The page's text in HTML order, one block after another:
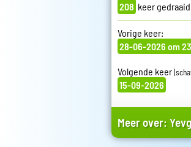
208 keer gedraaid
Vorige keer:
28-06-2026 om
Volgende keer
15-09-2026
Meer over: